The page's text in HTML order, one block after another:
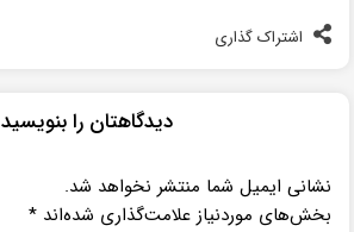
اشتراک گذاری
دیدگاهتان را بنویسید
نشانی ایمیل شما منتشر نخواهد شد.
بخش‌های موردنیاز علامت‌گذاری شده‌اند*